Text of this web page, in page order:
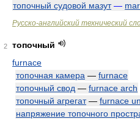
топочный судовой мазут—
Русско-английский технический
2
топочный
furnace
топочная камера — furnace
топочный свод — furnace arch
топочный агрегат— furnace
напряжение топочного